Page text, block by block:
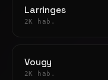
Larringes
2K hab.
Vougy
2K hab.